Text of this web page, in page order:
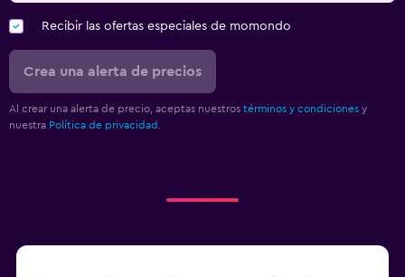
Recibir las ofertas especiales de momondo
Crea una alerta de precios
Al crear una alerta de precio, aceptas nuestros términos y condiciones y
nuestra Política de privacidad.